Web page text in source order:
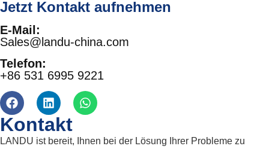
Jetzt Kontakt aufnehmen
E-Mail:
Sales@landu-china.com
Telefon:
+86 531 6995 9221
Kontakt
LANDU ist bereit, Ihnen bei der Lösung Ihrer Probleme zu